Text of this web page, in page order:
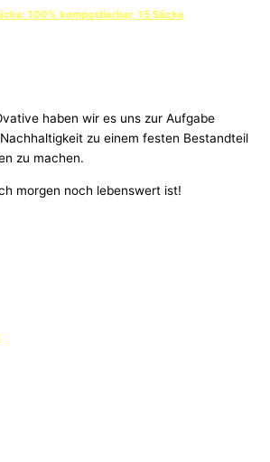
100% kompostierbar, 15 Säcke
haben wir es uns zur Aufgabe
zu einem festen Bestandteil
zu machen.
morgen noch lebenswert ist!